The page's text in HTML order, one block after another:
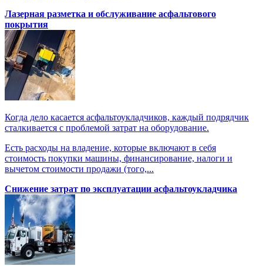
Лазерная разметка и обслуживание асфальтового
покрытия
Когда дело касается асфальтоукладчиков, каждый подрядчик
сталкивается с проблемой затрат на оборудование.
Есть расходы на владение, которые включают в себя
стоимость покупки машины, финансирование, налоги и
вычетом стоимости продажи (того,...
Снижение затрат по эксплуатации асфальтоукладчика